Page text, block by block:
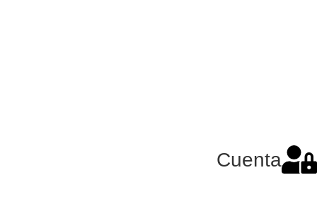
Cuenta